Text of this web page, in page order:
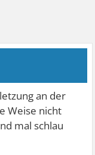
an der
Weise nicht
mal schlau